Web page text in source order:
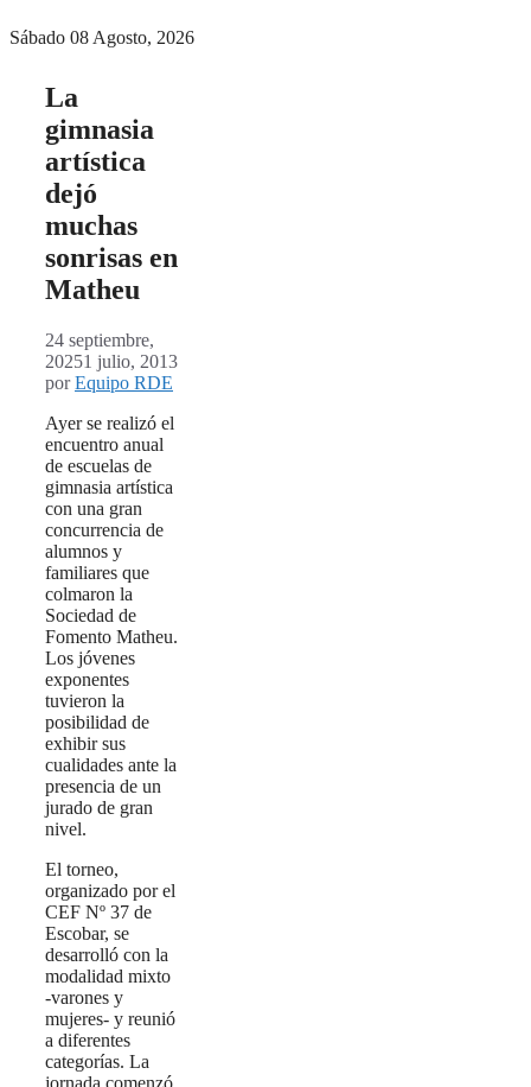
Sábado 08 Agosto, 2026
La
gimnasia
artística
dejó
muchas
sonrisas en
Matheu
24 septiembre,
20251 julio, 2013
porEquipo RDE
Ayer se realizó el
encuentro anual
de escuelas de
gimnasia artística
con una gran
concurrencia de
alumnos y
familiares que
colmaron la
Sociedad de
Fomento Matheu.
Los jóvenes
exponentes
tuvieron la
posibilidad de
exhibir sus
cualidades ante la
presencia de un
jurado de gran
nivel.
El torneo,
organizado por el
CEF Nº 37 de
Escobar, se
desarrolló con la
modalidad mixto
-varones y
mujeres- y reunió
a diferentes
categorías. La
jornada comenzó